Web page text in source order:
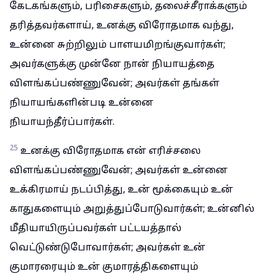
கேடகங்களும், பரிசைகளும், தலைச்சீராக்களும்
தரித்தவர்களாய், உனக்கு விரோதமாக வந்து,
உன்னை சுற்றிலும் பாளயமிறங்குவார்கள்;
அவர்களுக்கு முன்னே நான் நியாயத்தை
விளங்கப்பண்ணுவேன்; அவர்கள் தங்கள்
நியாயங்களின்படி உன்னை
நியாயந்தீர்ப்பார்கள்.
25 உனக்கு விரோதமாக என் எரிச்சலை
விளங்கப்பண்ணுவேன்; அவர்கள் உன்னை
உக்கிரமாய் நடப்பித்து, உன் மூக்கையும் உன்
காதுகளையும் அறுத்துப்போடுவார்கள்; உன்னில்
மீதியாயிருப்பவர்கள் பட்டயத்தால்
வெட்டுண்டுபோவார்கள்; அவர்கள் உன்
குமாரரையும் உன் குமாரத்திகளையும்